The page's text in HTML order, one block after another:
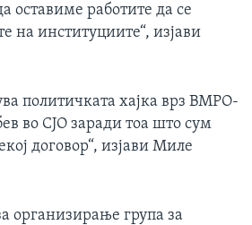
работите да се
на институциите“, изјави
политичката хајка врз ВМРО-
во СЈО заради тоа што сум
договор“, изјави Миле
организирање група за